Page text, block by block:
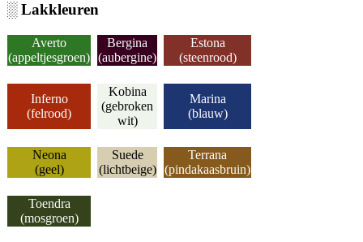
░ Lakkleuren
Averto
(appeltjesgroen)
Bergina
(aubergine)
Estona
(steenrood)
Inferno
(felrood)
Kobina
(gebroken
wit)
Marina
(blauw)
Neona
(geel)
Suede
(lichtbeige)
Terrana
(pindakaasbruin)
Toendra
(mosgroen)